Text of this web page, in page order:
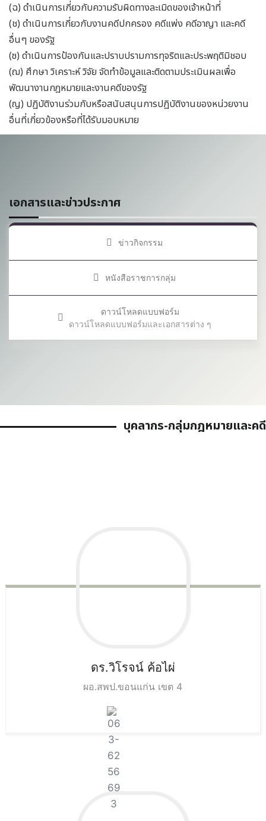
(ฉ) ดำเนินการเกี่ยวกับความรับผิดทางละเมิดของเจ้าหน้าที่
(ช) ดำเนินการเกี่ยวกับงานคดีปกครอง คดีแพ่ง คดีอาญา และคดี
อื่นๆ ของรัฐ
(ซ) ดำเนินการป้องกันและปราบปรามการทุจริตและประพฤติมิชอบ
(ฌ) ศึกษา วิเคราะห์ วิจัย จัดทำข้อมูลและติดตามประเมินผลเพื่อ
พัฒนางานกฎหมายและงานคดีของรัฐ
(ญ) ปฏิบัติงานร่วมกับหรือสนับสนุนการปฏิบัติงานของหน่วยงาน
อื่นที่เกี่ยวข้องหรือที่ได้รับมอบหมาย
เอกสารและข่าวประกาศ
ข่าวกิจกรรม
หนังสือราชการกลุ่ม
ดาวน์โหลดแบบฟอร์ม
ดาวน์โหลดแบบฟอร์มและเอกสารต่าง ๆ
บุคลากร-กลุ่มกฎหมายและคดี
ดร.วิโรจน์ ค้อไผ่
ผอ.สพป.ขอนแก่น เขต 4